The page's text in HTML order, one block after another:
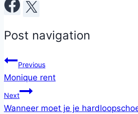
Post navigation
Previous
Monique rent
Next
Wanneer moet je je